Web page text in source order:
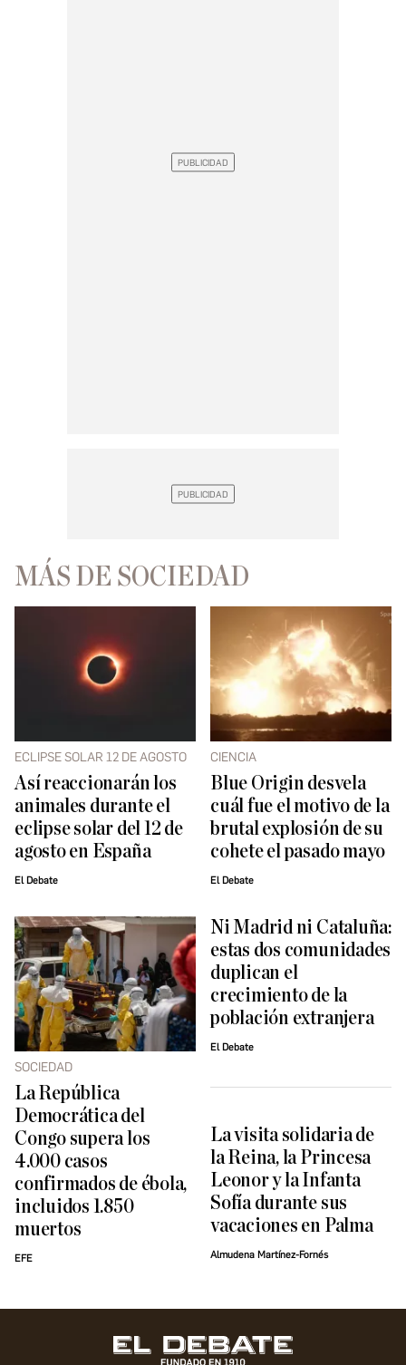
MÁS DE SOCIEDAD
ECLIPSE SOLAR 12 DE AGOSTO
Así reaccionarán los
animales durante el
eclipse solar del 12 de
agosto en España
El Debate
CIENCIA
Blue Origin desvela
cuál fue el motivo de la
brutal explosión de su
cohete el pasado mayo
El Debate
SOCIEDAD
La República
Democrática del
Congo supera los
4.000 casos
confirmados de ébola,
incluidos 1.850
muertos
EFE
Ni Madrid ni Cataluña:
estas dos comunidades
duplican el
crecimiento de la
población extranjera
El Debate
La visita solidaria de
la Reina, la Princesa
Leonor y la Infanta
Sofía durante sus
vacaciones en Palma
Almudena Martínez-Fornés